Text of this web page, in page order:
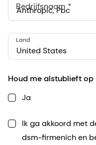
Bedrijfsnaam
548 Market St Pmb 90375,
United States
Land
Houd me alstublieft
Ja
Ik ga akkoord met
dsm-firmenich en